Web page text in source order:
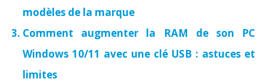
modèles de la marque
Comment augmenter la RAM de son PC
Windows 10/11 avec une clé USB : astuces et
limites